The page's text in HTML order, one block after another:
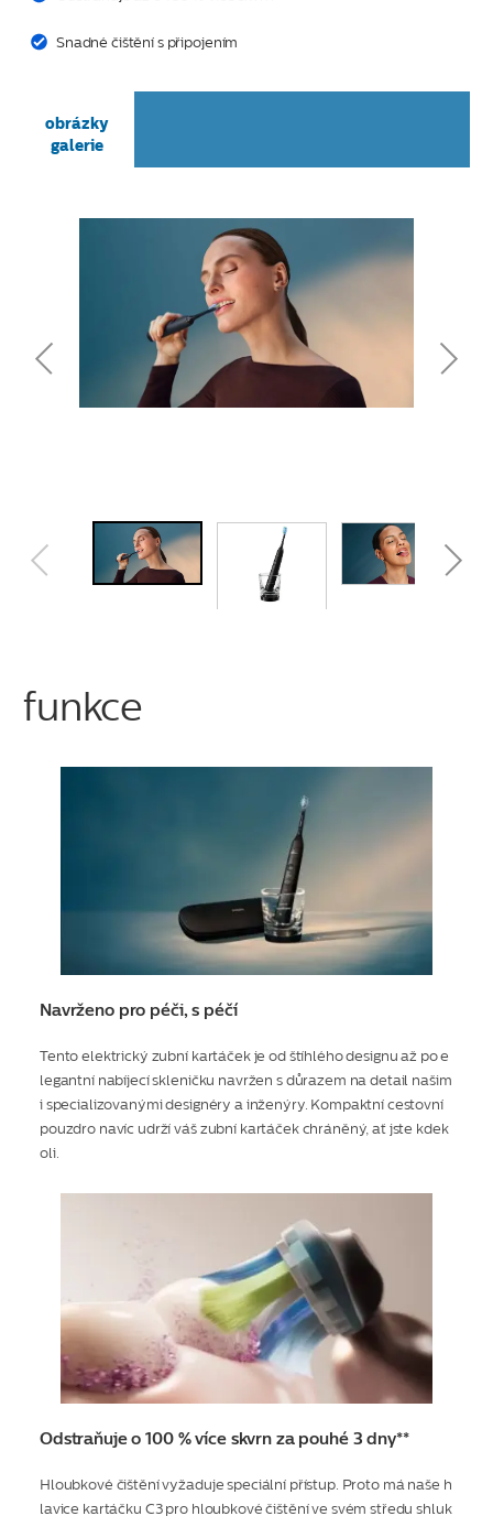
Snadné čištění s připojením
obrázky
galerie
funkce
Navrženo pro péči, s péčí
Tento elektrický zubní kartáček je od štíhlého designu až po e
legantní nabíjecí skleničku navržen s důrazem na detail našim
i specializovanými designéry a inženýry. Kompaktní cestovní
pouzdro navíc udrží váš zubní kartáček chráněný, ať jste kdek
oli.
Odstraňuje o 100 % více skvrn za pouhé 3 dny**
Hloubkové čištění vyžaduje speciální přístup. Proto má naše h
lavice kartáčku C3 pro hloubkové čištění ve svém středu shluk